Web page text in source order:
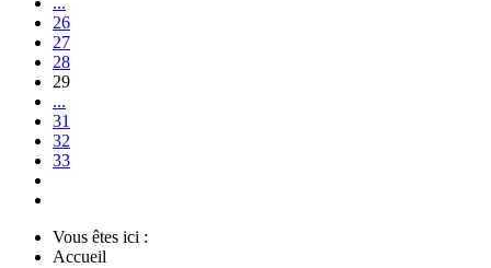
26
27
28
29
...
31
32
33
Vous êtes ici :
Accueil